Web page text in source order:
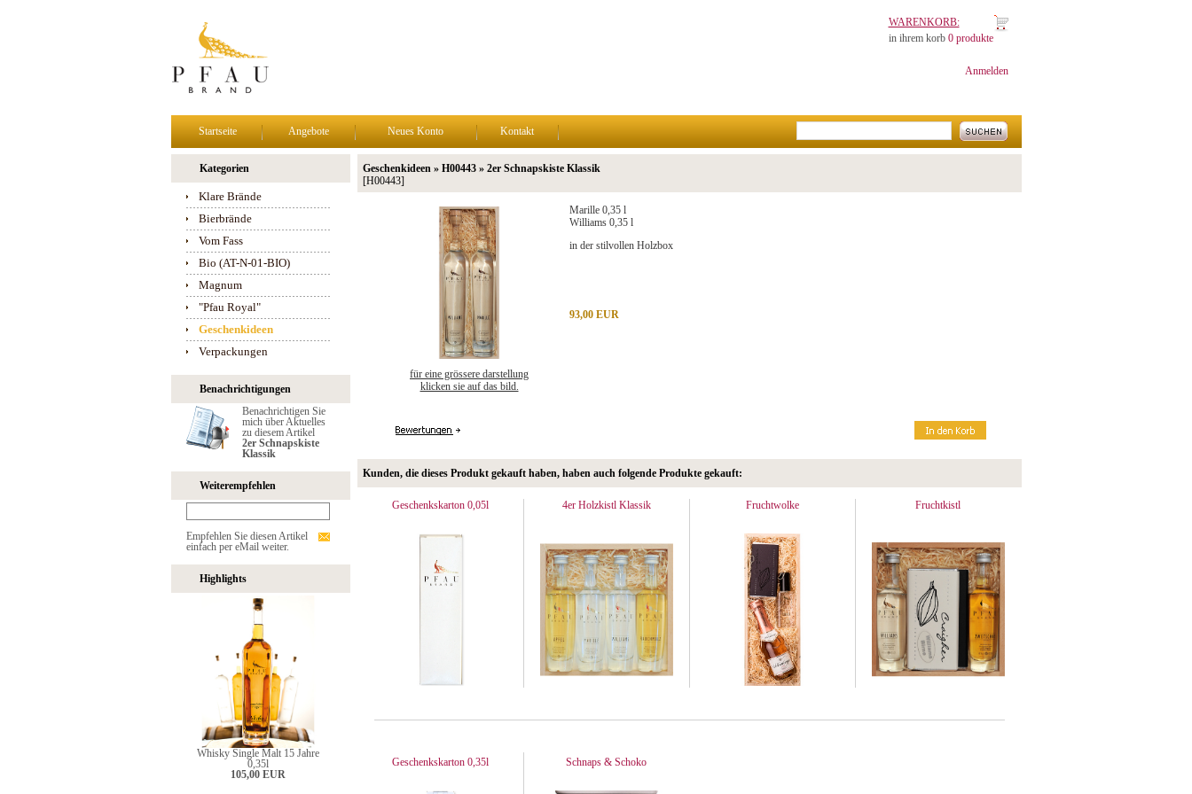
WARENKORB:
in ihrem korb 0 produkte
Anmelden
Startseite Angebote Neues Konto Kontakt
Kategorien
Klare Brände
Bierbrände
Vom Fass
Bio (AT-N-01-BIO)
Magnum
"Pfau Royal"
Geschenkideen
Verpackungen
Benachrichtigungen
Benachrichtigen Sie
mich über Aktuelles
zu diesem Artikel
2er Schnapskiste
Klassik
Weiterempfehlen
Empfehlen Sie diesen Artikel
einfach per eMail weiter.
Highlights
Whisky Single Malt 15 Jahre
0,35l
105,00 EUR
Geschenkideen » H00443 » 2er Schnapskiste Klassik
[H00443]
für eine grössere darstellung
klicken sie auf das bild.
Marille 0,35 l
Williams 0,35 l
in der stilvollen Holzbox
93,00 EUR
Kunden, die dieses Produkt gekauft haben, haben auch folgende Produkte gekauft:
Geschenkskarton 0,05l 4er Holzkistl Klassik Fruchtwolke Fruchtkistl
Geschenkskarton 0,35l Schnaps & Schoko